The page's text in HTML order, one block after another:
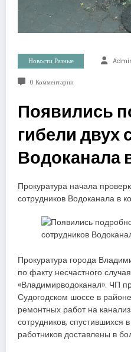
Новости Разные
0 Комментарии
Появились
гибели двух
Водоканала
Прокуратура начала
сотрудников Водоканала в
Прокуратура города
по факту несчастного
«Владимирводоканал». ЧП
Судогодском шоссе в
ремонтных работ на
сотрудников, спустившихся
работников доставлены в